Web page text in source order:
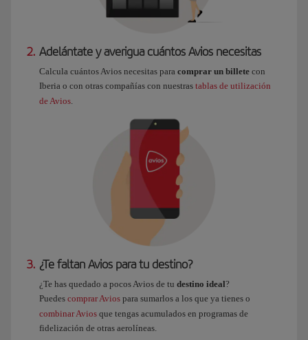
2. Adelántate y averigua cuántos Avios necesitas
Calcula cuántos Avios necesitas para comprar un billete con
Iberia o con otras compañías con nuestras tablas de utilización
de Avios.
3. ¿Te faltan Avios para tu destino?
¿Te has quedado a pocos Avios de tu destino ideal?
Puedes comprar Avios para sumarlos a los que ya tienes o
combinar Avios que tengas acumulados en programas de
fidelización de otras aerolíneas.